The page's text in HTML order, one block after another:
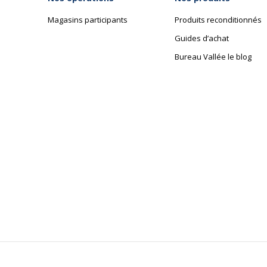
Magasins participants
Produits reconditionnés
Guides d’achat
Bureau Vallée le blog